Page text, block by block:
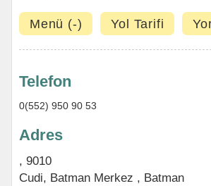
Menü (-) Yol Tarifi
Telefon
0(552) 950 90 53
Adres
, 9010
Cudi, Batman Merkez , Batman